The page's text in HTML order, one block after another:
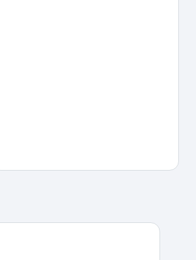
de proteção dos dados via senha.
chamadas internacionais direto no app
pagamento pode ser realizado via
números para uma segunda linha
de uma região específica.